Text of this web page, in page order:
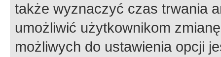
także wyznaczyć czas trwania
umożliwić użytkownikom
możliwych do ustawienia opcji